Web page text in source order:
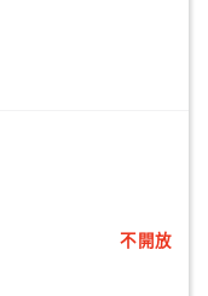
不開放